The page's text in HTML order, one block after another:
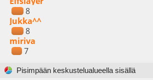
8
Jukka^^
8
miriva
7
Pisimpään keskustelualueella sisällä